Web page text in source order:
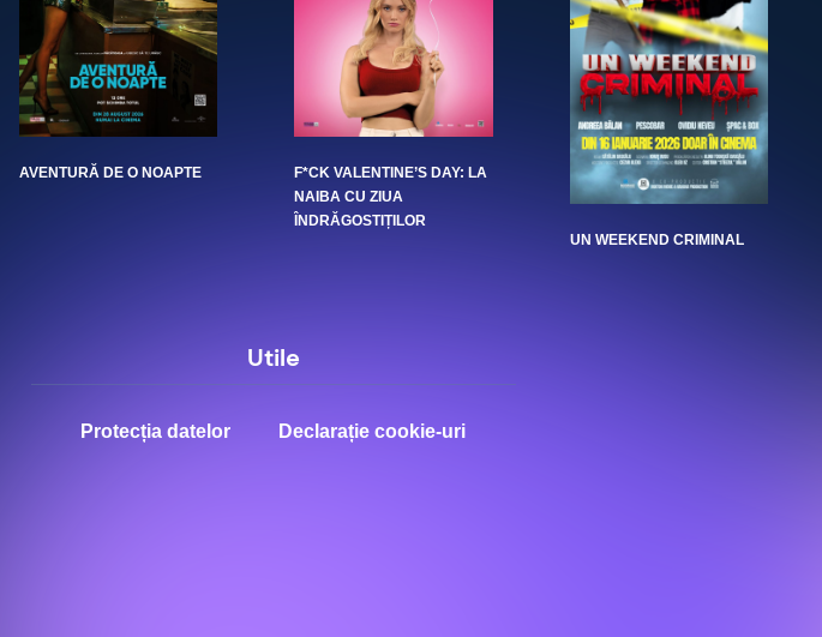
AVENTURĂ DE O NOAPTE
F*CK VALENTINE’S DAY: LA
NAIBA CU ZIUA
ÎNDRĂGOSTIȚILOR
UN WEEKEND CRIMINAL
Utile
Protecția datelor Declarație cookie-uri